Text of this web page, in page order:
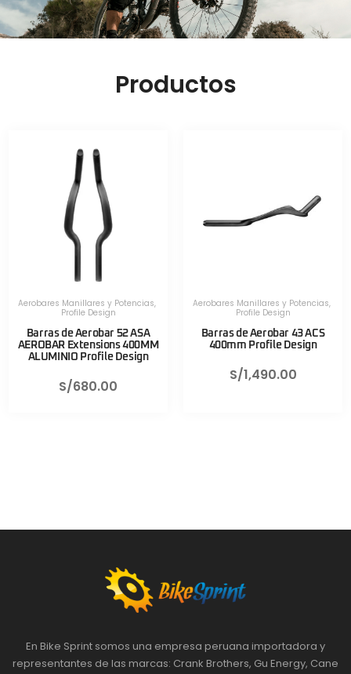
Productos
Aerobares Manillares y Potencias,
Profile Design
Barras de Aerobar 52 ASA
AEROBAR Extensions 400MM
ALUMINIO Profile Design
S/680.00
Aerobares Manillares y Potencias,
Profile Design
Barras de Aerobar 43 ACS
400mm Profile Design
S/1,490.00
En Bike Sprint somos una empresa peruana importadora y
representantes de las marcas: Crank Brothers, Gu Energy, Cane